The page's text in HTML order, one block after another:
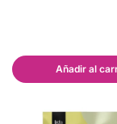
Añadir al